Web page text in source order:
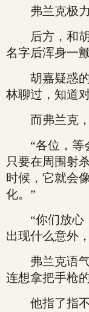
弗兰克极力
后方，和胡
名字后浑身一颤
胡嘉疑惑的
林聊过，知道
而弗兰克，
“各位，等会
只要在周围射
时候，它就会
化。”
“你们放心，
出现什么意外
弗兰克语气
连想拿把手枪
他指了指不